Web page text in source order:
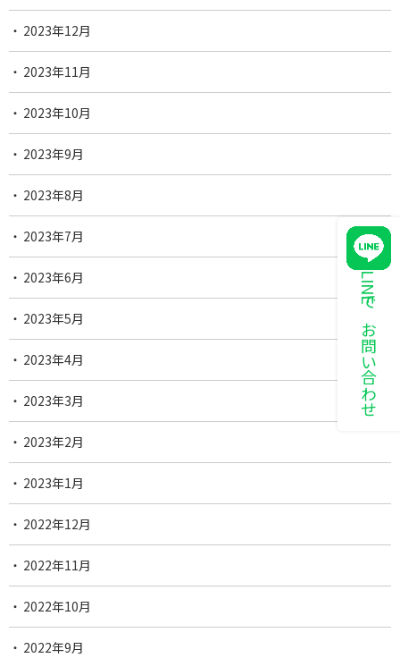
LINEでお問い合わせ
2023年12月
2023年11月
2023年10月
2023年9月
2023年8月
2023年7月
2023年6月
2023年5月
2023年4月
2023年3月
2023年2月
2023年1月
2022年12月
2022年11月
2022年10月
2022年9月